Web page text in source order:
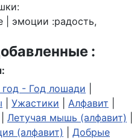
| эмоции :радость,
:
- Год лошади
Ужастики Алфавит
Летучая мышь (алфавит)
(алфавит)
Добрые